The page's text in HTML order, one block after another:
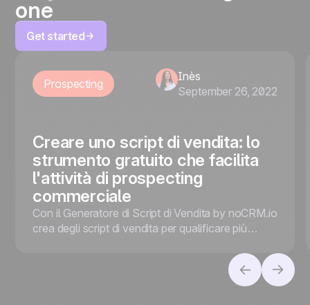
one
Get started
Prospecting
Inès
September 26, 2022
Creare uno script di vendita: lo
strumento gratuito che facilita
l'attività di prospecting
commerciale
Con il Generatore di Script di Vendita by noCRM.io
crea degli script di vendita per qualificare più